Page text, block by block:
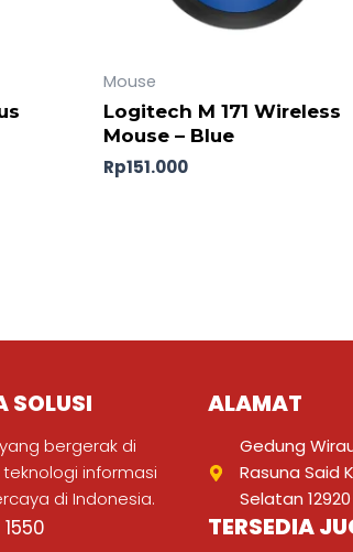
Mouse
Logitech M 171 Wireless
Mouse – Blue
Rp151.000
SOLUSI
bergerak di
informasi
di Indonesia.
ALAMAT
Gedung
Rasuna Said
Selatan
TERSEDIA